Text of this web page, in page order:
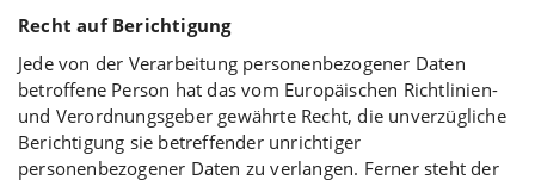
Recht auf Berichtigung
Jede von der Verarbeitung personenbezogener Daten
betroffene Person hat das vom Europäischen Richtlinien-
und Verordnungsgeber gewährte Recht, die unverzügliche
Berichtigung sie betreffender unrichtiger
personenbezogener Daten zu verlangen. Ferner steht der